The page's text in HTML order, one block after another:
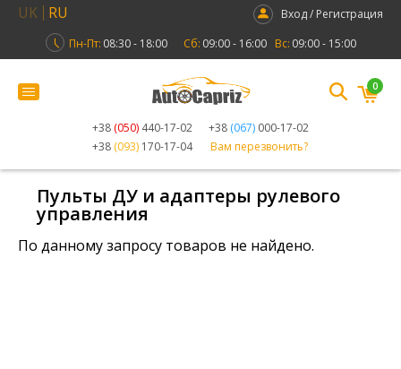
UK RU
Вход / Регистрация
Пн-Пт: 08:30 - 18:00 Сб: 09:00 - 16:00 Вс: 09:00 - 15:00
+38 (050) 440-17-02 +38 (067) 000-17-02
+38 (093) 170-17-04 Вам перезвонить?
0
Пульты ДУ и адаптеры рулевого
управления
По данному запросу товаров не найдено.